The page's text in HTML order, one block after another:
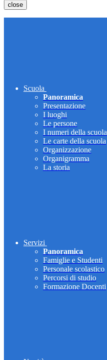
close
Scuola
Panoramica
Presentazione
I luoghi
Le persone
I numeri della scuola
Le carte della scuola
Organizzazione
Organigramma
La storia
Servizi
Panoramica
Famiglie e Studenti
Personale scolastico
Percorsi di studio
Formazione Docenti